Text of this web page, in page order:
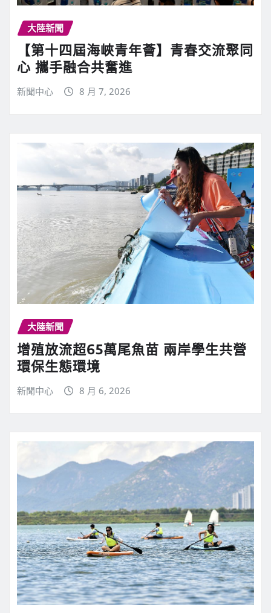
大陸新聞
【第十四屆海峽青年薈】青春交流聚同
心 攜手融合共奮進
新聞中心 8 月 7, 2026
大陸新聞
增殖放流超65萬尾魚苗 兩岸學生共營
環保生態環境
新聞中心 8 月 6, 2026